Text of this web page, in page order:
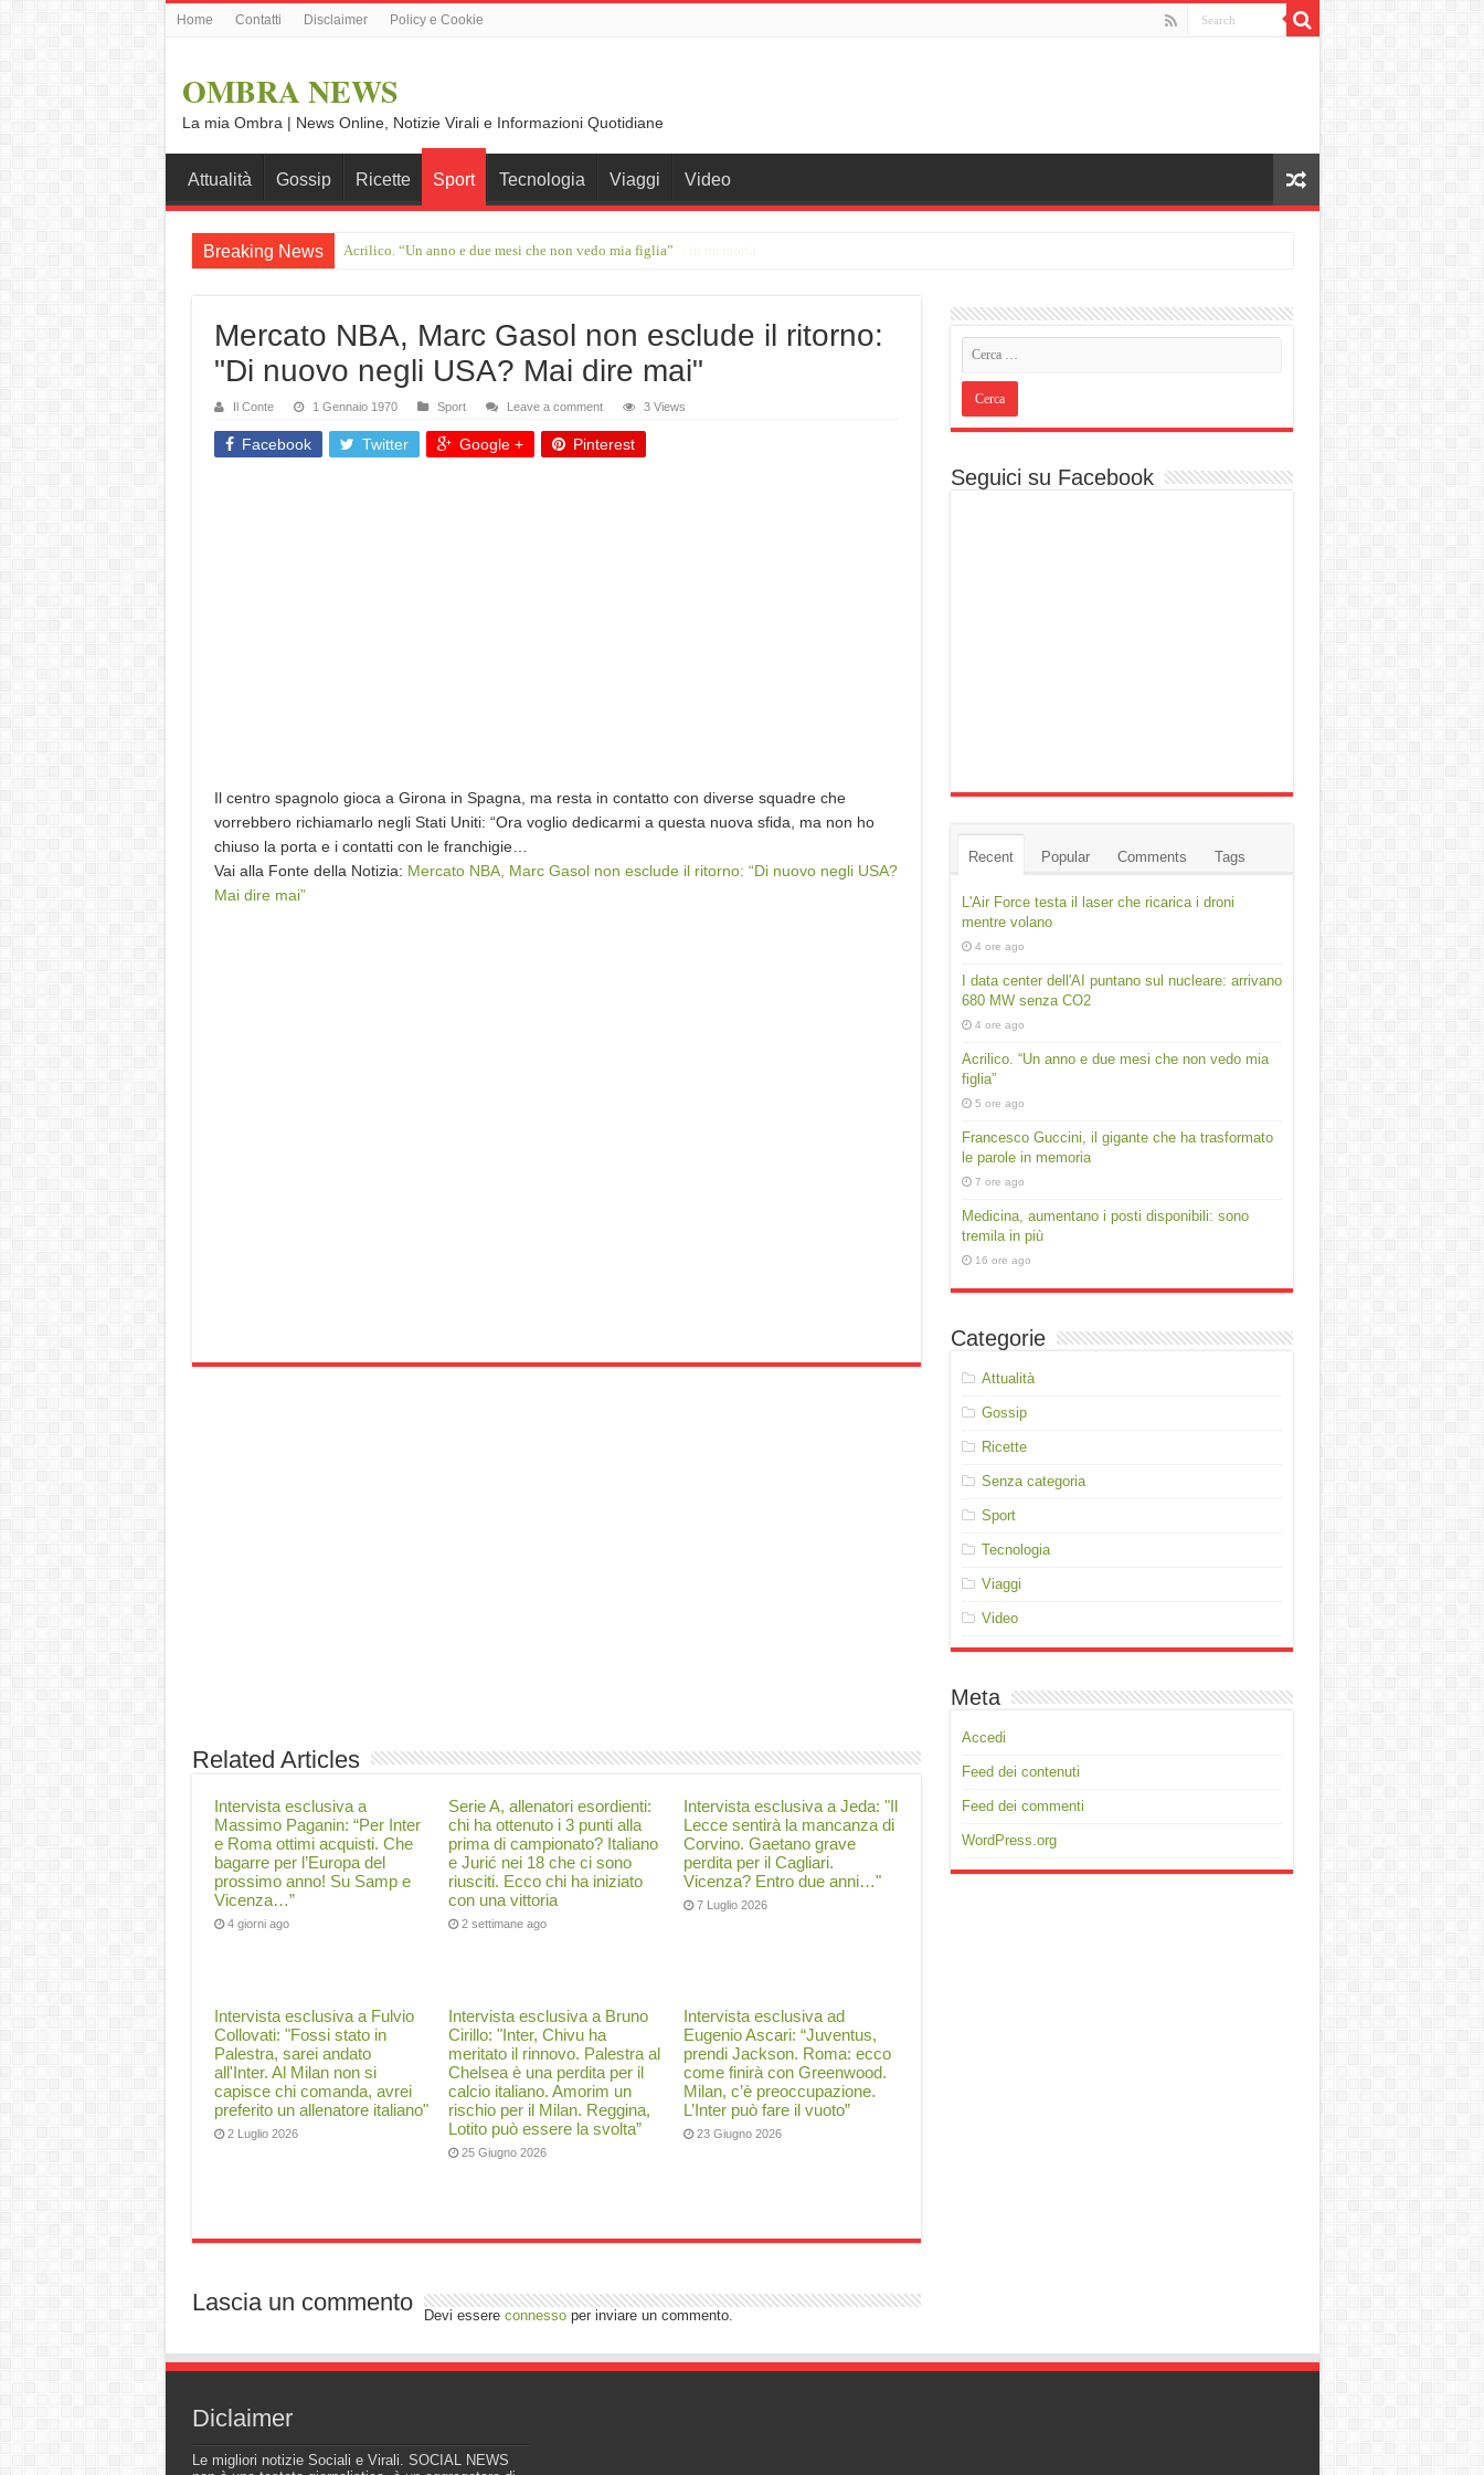
Home Contatti Disclaimer Policy e Cookie
OMBRA NEWS
La mia Ombra | News Online, Notizie Virali e Informazioni Quotidiane
Attualità Gossip Ricette Sport Tecnologia Viaggi Video
Breaking News Acrilico. “Un anno e due mesi che non vedo mia figlia”
Francesco Guccini, il gigante che ha trasformato le parole in memoria
Mercato NBA, Marc Gasol non esclude il ritorno:
"Di nuovo negli USA? Mai dire mai"
Il Conte 1 Gennaio 1970 Sport Leave a comment 3 Views
Facebook Twitter Google + Pinterest
Il centro spagnolo gioca a Girona in Spagna, ma resta in contatto con diverse squadre che
vorrebbero richiamarlo negli Stati Uniti: “Ora voglio dedicarmi a questa nuova sfida, ma non ho
chiuso la porta e i contatti con le franchigie…
Vai alla Fonte della Notizia: Mercato NBA, Marc Gasol non esclude il ritorno: “Di nuovo negli USA?
Mai dire mai”
Related Articles
Intervista esclusiva a
Massimo Paganin: “Per Inter
e Roma ottimi acquisti. Che
bagarre per l’Europa del
prossimo anno! Su Samp e
Vicenza…”
4 giorni ago
Serie A, allenatori esordienti:
chi ha ottenuto i 3 punti alla
prima di campionato? Italiano
e Jurić nei 18 che ci sono
riusciti. Ecco chi ha iniziato
con una vittoria
2 settimane ago
Intervista esclusiva a Jeda: "Il
Lecce sentirà la mancanza di
Corvino. Gaetano grave
perdita per il Cagliari.
Vicenza? Entro due anni…"
7 Luglio 2026
Intervista esclusiva a Fulvio
Collovati: "Fossi stato in
Palestra, sarei andato
all'Inter. Al Milan non si
capisce chi comanda, avrei
preferito un allenatore italiano"
2 Luglio 2026
Intervista esclusiva a Bruno
Cirillo: "Inter, Chivu ha
meritato il rinnovo. Palestra al
Chelsea è una perdita per il
calcio italiano. Amorim un
rischio per il Milan. Reggina,
Lotito può essere la svolta”
25 Giugno 2026
Intervista esclusiva ad
Eugenio Ascari: “Juventus,
prendi Jackson. Roma: ecco
come finirà con Greenwood.
Milan, c’è preoccupazione.
L’Inter può fare il vuoto”
23 Giugno 2026
Lascia un commento Devi essere connessoper inviare un commento.
Seguici su Facebook
Recent Popular Comments Tags
L'Air Force testa il laser che ricarica i droni
mentre volano
4 ore ago
I data center dell'AI puntano sul nucleare: arrivano
680 MW senza CO2
4 ore ago
Acrilico. “Un anno e due mesi che non vedo mia
figlia”
5 ore ago
Francesco Guccini, il gigante che ha trasformato
le parole in memoria
7 ore ago
Medicina, aumentano i posti disponibili: sono
tremila in più
16 ore ago
Categorie
Attualità
Gossip
Ricette
Senza categoria
Sport
Tecnologia
Viaggi
Video
Meta
Accedi
Feed dei contenuti
Feed dei commenti
WordPress.org
Diclaimer
Le migliori notizie Sociali e Virali. SOCIAL NEWS